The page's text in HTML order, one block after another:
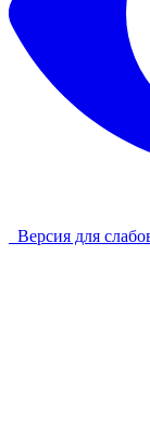
Версия для